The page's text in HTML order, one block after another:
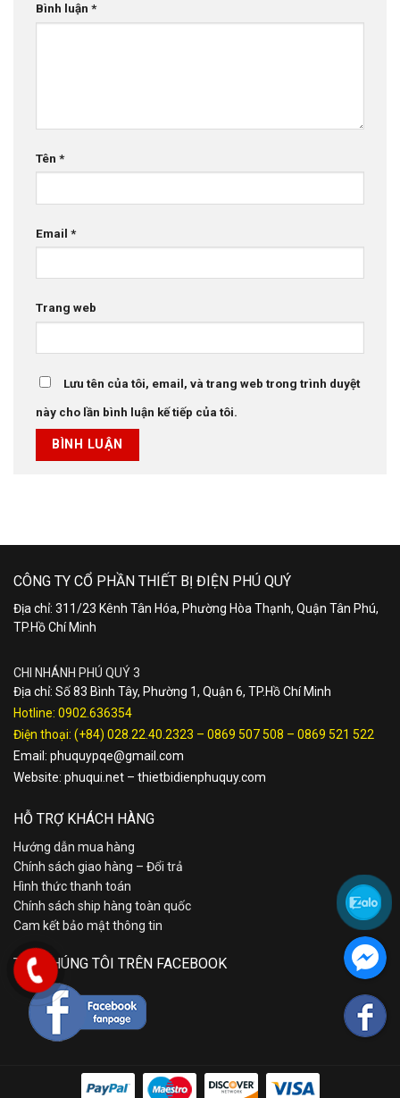
Bình luận *
Tên *
Email *
Trang web
Lưu tên của tôi, email, và trang web trong trình duyệt
này cho lần bình luận kế tiếp của tôi.
CÔNG TY CỔ PHẦN THIẾT BỊ ĐIỆN PHÚ QUÝ
Địa chỉ: 311/23 Kênh Tân Hóa, Phường Hòa Thạnh, Quận Tân Phú,
TP.Hồ Chí Minh
CHI NHÁNH PHÚ QUÝ 3
Địa chỉ: Số 83 Bình Tây, Phường 1, Quận 6, TP.Hồ Chí Minh
Hotline: 0902.636354
Điện thoại: (+84) 028.22.40.2323 – 0869 507 508 – 0869 521 522
Email: phuquypqe@gmail.com
Website: phuqui.net – thietbidienphuquy.com
HỖ TRỢ KHÁCH HÀNG
Hướng dẫn mua hàng
Chính sách giao hàng – Đổi trả
Hình thức thanh toán
Chính sách ship hàng toàn quốc
Cam kết bảo mật thông tin
TÌM CHÚNG TÔI TRÊN FACEBOOK